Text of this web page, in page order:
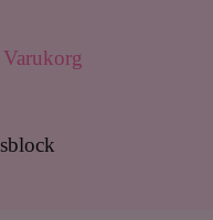
Varukorg